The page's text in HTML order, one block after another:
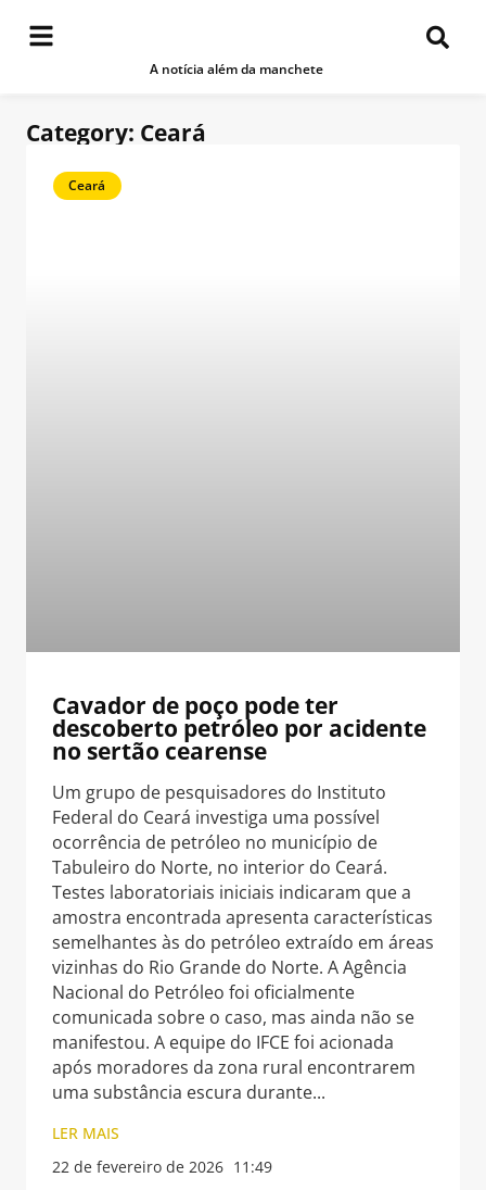
A notícia além da manchete
Category: Ceará
Ceará
Cavador de poço pode ter
descoberto petróleo por acidente
no sertão cearense
Um grupo de pesquisadores do Instituto
Federal do Ceará investiga uma possível
ocorrência de petróleo no município de
Tabuleiro do Norte, no interior do Ceará.
Testes laboratoriais iniciais indicaram que a
amostra encontrada apresenta características
semelhantes às do petróleo extraído em áreas
vizinhas do Rio Grande do Norte. A Agência
Nacional do Petróleo foi oficialmente
comunicada sobre o caso, mas ainda não se
manifestou. A equipe do IFCE foi acionada
após moradores da zona rural encontrarem
uma substância escura durante
LER MAIS
22 de fevereiro de 2026 11:49